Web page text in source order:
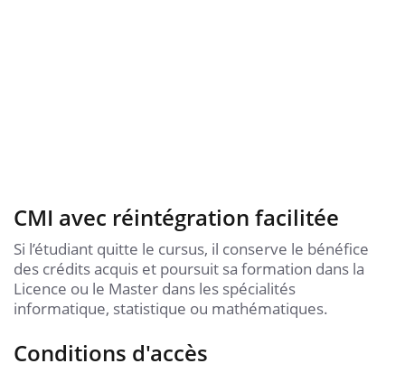
CMI avec réintégration facilitée
Si l’étudiant quitte le cursus, il conserve le bénéfice
des crédits acquis et poursuit sa formation dans la
Licence ou le Master dans les spécialités
informatique, statistique ou mathématiques.
Conditions d'accès